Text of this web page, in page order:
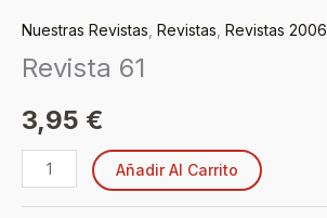
Nuestras Revistas Revistas Revistas 2006
Revista 61
3,95 €
Añadir Al Carrito